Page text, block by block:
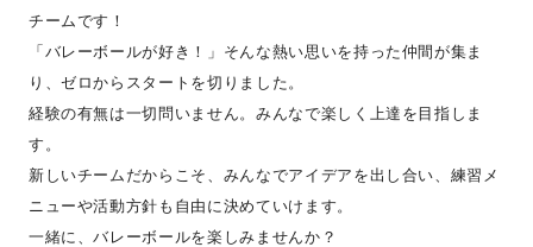
チームです！
「バレーボールが好き！」そんな熱い思いを持った仲間が集ま
り、ゼロからスタートを切りました。
経験の有無は一切問いません。みんなで楽しく上達を目指しま
す。
新しいチームだからこそ、みんなでアイデアを出し合い、練習メ
ニューや活動方針も自由に決めていけます。
一緒に、バレーボールを楽しみませんか？